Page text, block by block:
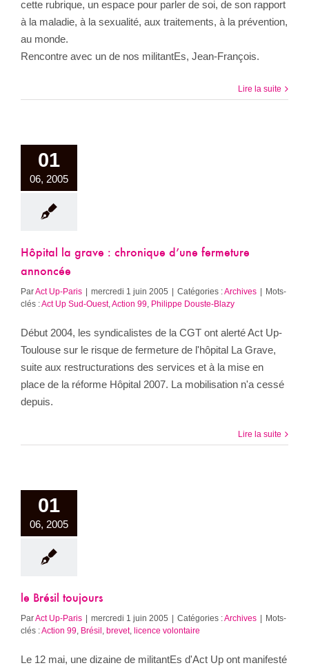
cette rubrique, un espace pour parler de soi, de son rapport
à la maladie, à la sexualité, aux traitements, à la prévention,
au monde.
Rencontre avec un de nos militantEs, Jean-François.
Lire la suite
01
06, 2005
Hôpital la grave : chronique d’une fermeture
annoncée
ParAct Up-Paris mercredi 1 juin 2005 Catégories :Archives
Mots-
clés :Act Up Sud-Ouest,Action 99, Philippe Douste-Blazy
Début 2004, les syndicalistes de la CGT ont alerté Act Up-
Toulouse sur le risque de fermeture de l'hôpital La Grave,
suite aux restructurations des services et à la mise en
place de la réforme Hôpital 2007. La mobilisation n'a cessé
depuis.
Lire la suite
01
06, 2005
le Brésil toujours
ParAct Up-Paris mercredi 1 juin 2005 Catégories :Archives
Mots-
clés :Action 99, Brésil , brevet, licence volontaire
Le 12 mai, une dizaine de militantEs d'Act Up ont manifesté